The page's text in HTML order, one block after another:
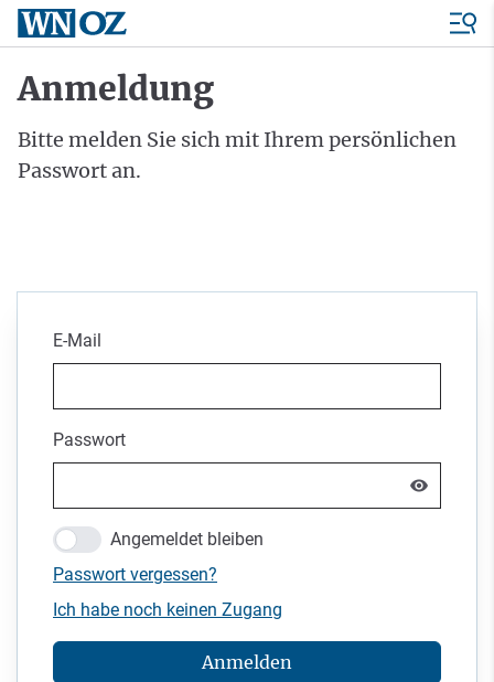
Anmeldung
Bitte melden Sie sich mit Ihrem persönlichen
Passwort an.
E-Mail
Passwort
Angemeldet bleiben
Passwort vergessen?
Ich habe noch keinen Zugang
Anmelden